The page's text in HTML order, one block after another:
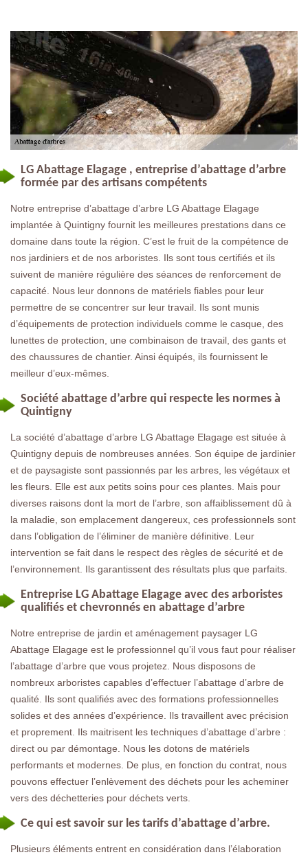
LG Abattage Elagage , entreprise d’abattage d’arbre
formée par des artisans compétents
Notre entreprise d’abattage d’arbre LG Abattage Elagage
implantée à Quintigny fournit les meilleures prestations dans ce
domaine dans toute la région. C’est le fruit de la compétence de
nos jardiniers et de nos arboristes. Ils sont tous certifiés et ils
suivent de manière régulière des séances de renforcement de
capacité. Nous leur donnons de matériels fiables pour leur
permettre de se concentrer sur leur travail. Ils sont munis
d’équipements de protection individuels comme le casque, des
lunettes de protection, une combinaison de travail, des gants et
des chaussures de chantier. Ainsi équipés, ils fournissent le
meilleur d’eux-mêmes.
Société abattage d’arbre qui respecte les normes à
Quintigny
La société d’abattage d’arbre LG Abattage Elagage est située à
Quintigny depuis de nombreuses années. Son équipe de jardinier
et de paysagiste sont passionnés par les arbres, les végétaux et
les fleurs. Elle est aux petits soins pour ces plantes. Mais pour
diverses raisons dont la mort de l’arbre, son affaiblissement dû à
la maladie, son emplacement dangereux, ces professionnels sont
dans l’obligation de l’éliminer de manière définitive. Leur
intervention se fait dans le respect des règles de sécurité et de
l’environnement. Ils garantissent des résultats plus que parfaits.
Entreprise LG Abattage Elagage avec des arboristes
qualifiés et chevronnés en abattage d’arbre
Notre entreprise de jardin et aménagement paysager LG
Abattage Elagage est le professionnel qu’il vous faut pour réaliser
l’abattage d’arbre que vous projetez. Nous disposons de
nombreux arboristes capables d’effectuer l’abattage d’arbre de
qualité. Ils sont qualifiés avec des formations professionnelles
solides et des années d’expérience. Ils travaillent avec précision
et proprement. Ils maitrisent les techniques d’abattage d’arbre :
direct ou par démontage. Nous les dotons de matériels
performants et modernes. De plus, en fonction du contrat, nous
pouvons effectuer l’enlèvement des déchets pour les acheminer
vers des déchetteries pour déchets verts.
Ce qui est savoir sur les tarifs d’abattage d’arbre.
Plusieurs éléments entrent en considération dans l’élaboration